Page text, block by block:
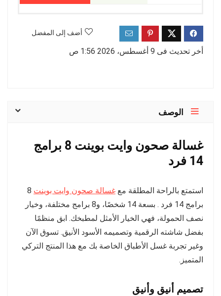
أضف إلى المفضل
أخر تحديث فى 9 أغسطس، 2026 1:56 ص
الوصف
غسالة صحون وايت بوينت 8 برامج
14 فرد
استمتع بالراحة المطلقة مع غسالة صحون وايت بوينت 8
برامج 14 فرد . بسعة 14 شخصًا، و8 برامج مختلفة، وخيار
نصف الحمولة، فهي الخيار الأمثل لمطبخك. ابق منظمًا
بفضل شاشته الرقمية وتصميمه الأسود الأنيق. تسوق الآن
وغير تجربة غسل الأطباق الخاصة بك مع هذا المنتج التركي
المتميز.
تصميم أنيق وأنيق